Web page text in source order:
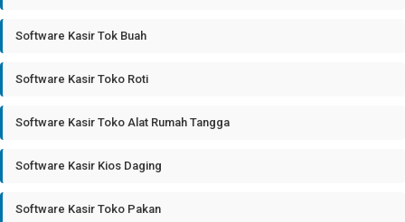
Software Kasir Tok Buah
Software Kasir Toko Roti
Software Kasir Toko Alat Rumah Tangga
Software Kasir Kios Daging
Software Kasir Toko Pakan